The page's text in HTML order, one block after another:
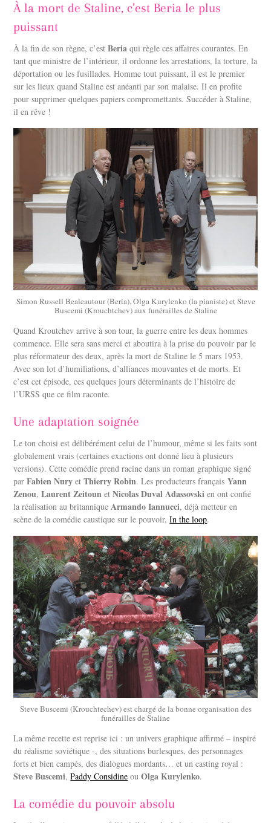
À la mort de Staline, c’est Beria le plus
puissant
À la fin de son règne, c’estBeria qui règle ces affaires courantes. En
tant que ministre de l’intérieur, il ordonne les arrestations, la torture, la
déportation ou les fusillades. Homme tout puissant, il est le premier
sur les lieux quand Staline est anéanti par son malaise. Il en profite
pour supprimer quelques papiers compromettants. Succéder à Staline,
il en rêve !
Simon Russell Bealeautour (Beria), Olga Kurylenko (la pianiste) et Steve
Buscemi (Krouchtchev) aux funérailles de Staline
Quand Kroutchev arrive à son tour, la guerre entre les deux hommes
commence. Elle sera sans merci et aboutira à la prise du pouvoir par le
plus réformateur des deux, après la mort de Staline le 5 mars 1953.
Avec son lot d’humiliations, d’alliances mouvantes et de morts. Et
c’est cet épisode, ces quelques jours déterminants de l’histoire de
l’URSS que ce film raconte.
Une adaptation soignée
Le ton choisi est délibérément celui de l’humour, même si les faits sont
globalement vrais (certaines exactions ont donné lieu à plusieurs
versions). Cette comédie prend racine dans un roman graphique signé
parFabien Nury etThierry Robin. Les producteurs françaisYann
Zenou,Laurent Zeitoun etNicolas Duval Adassovskien ont confié
la réalisation au britanniqueArmando Iannucci, déjà metteur en
scène de la comédie caustique sur le pouvoir,In the loop.
Steve Buscemi (Krouchtechev) est chargé de la bonne organisation des
funérailles de Staline
La même recette est reprise ici : un univers graphique affirmé – inspiré
du réalisme soviétique -, des situations burlesques, des personnages
forts et bien campés, des dialogues mordants… et un casting royal :
Steve Buscemi,Paddy Considine ouOlga Kurylenko.
La comédie du pouvoir absolu